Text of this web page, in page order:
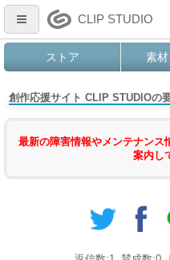
CLIP STUDIO
ストア 素
創作応援サイト CLIP STUDIOの
最新の障害情報やメンテナンス
案内し